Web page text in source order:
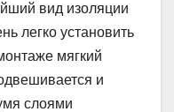
вид изоляции
легко установить
мягкий
и
слоями